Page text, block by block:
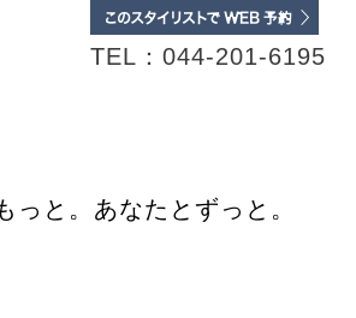
TEL：044-201-6195
と。あなたとずっと。